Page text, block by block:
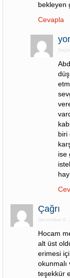
bekleyen
Cevapla
biri
ise
Çağrı
December 6,
Hocam
alt üst
erimesi
okunmalı
teşekkür